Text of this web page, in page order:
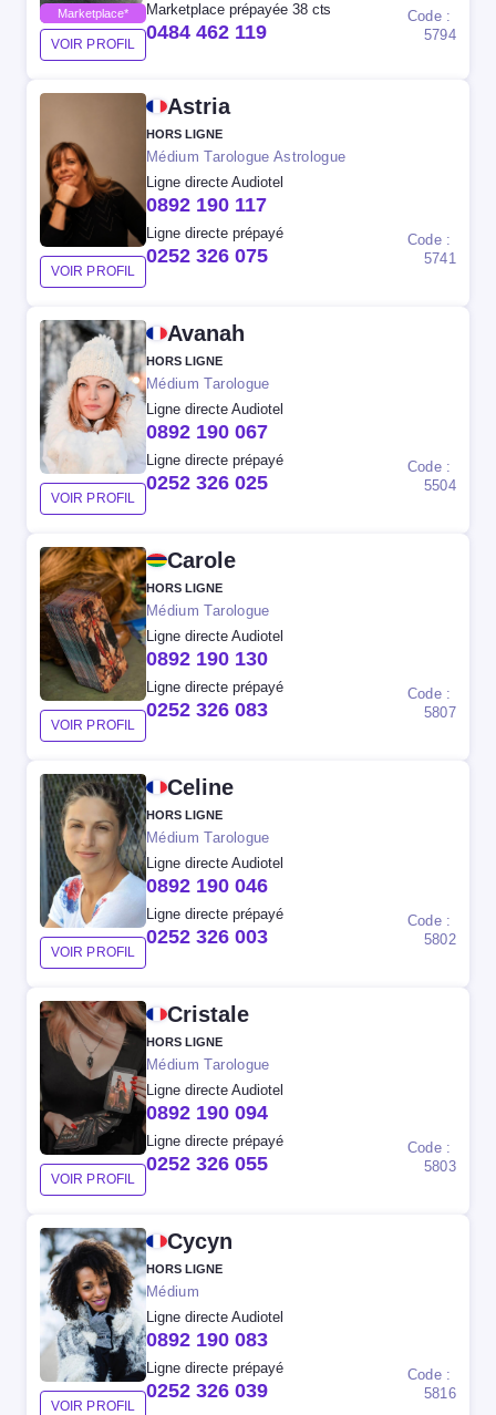
Marketplace*
VOIR PROFIL
Marketplace prépayée 38 cts
0484 462 119
Code :
5794
VOIR PROFIL
Astria
HORS LIGNE
Médium Tarologue Astrologue
Ligne directe Audiotel
0892 190 117
Ligne directe prépayé
0252 326 075
Code :
5741
VOIR PROFIL
Avanah
HORS LIGNE
Médium Tarologue
Ligne directe Audiotel
0892 190 067
Ligne directe prépayé
0252 326 025
Code :
5504
VOIR PROFIL
Carole
HORS LIGNE
Médium Tarologue
Ligne directe Audiotel
0892 190 130
Ligne directe prépayé
0252 326 083
Code :
5807
VOIR PROFIL
Celine
HORS LIGNE
Médium Tarologue
Ligne directe Audiotel
0892 190 046
Ligne directe prépayé
0252 326 003
Code :
5802
VOIR PROFIL
Cristale
HORS LIGNE
Médium Tarologue
Ligne directe Audiotel
0892 190 094
Ligne directe prépayé
0252 326 055
Code :
5803
VOIR PROFIL
Cycyn
HORS LIGNE
Médium
Ligne directe Audiotel
0892 190 083
Ligne directe prépayé
0252 326 039
Code :
5816